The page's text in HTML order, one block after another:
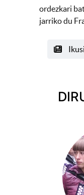
ordezkari
jarriko du